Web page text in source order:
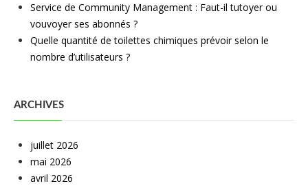
Service de Community Management : Faut-il tutoyer ou
vouvoyer ses abonnés ?
Quelle quantité de toilettes chimiques prévoir selon le
nombre d’utilisateurs ?
ARCHIVES
juillet 2026
mai 2026
avril 2026